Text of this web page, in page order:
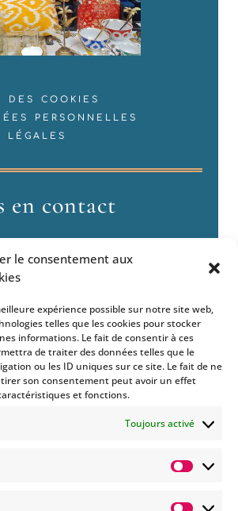
le consentement aux
expérience possible sur notre site web,
telles que les cookies pour stocker
informations. Le fait de consentir à ces
de traiter des données telles que le
ou les ID uniques sur ce site. Le fait de ne
son consentement peut avoir un effet
et fonctions.
Toujours activé
cookies
personnelles
légales
en contact
être informés
et évènements
organisons
à notre